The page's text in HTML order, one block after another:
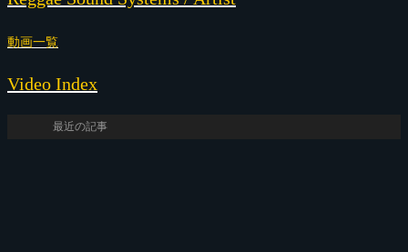
動画一覧
Video Index
最近の記事